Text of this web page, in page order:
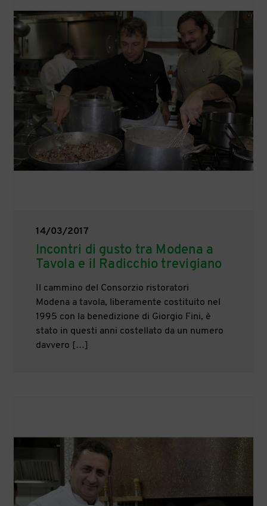
14/03/2017
Incontri di gusto tra Modena a
Tavola e il Radicchio trevigiano
Il cammino del Consorzio ristoratori
Modena a tavola, liberamente costituito nel
1995 con la benedizione di Giorgio Fini, è
stato in questi anni costellato da un numero
davvero […]